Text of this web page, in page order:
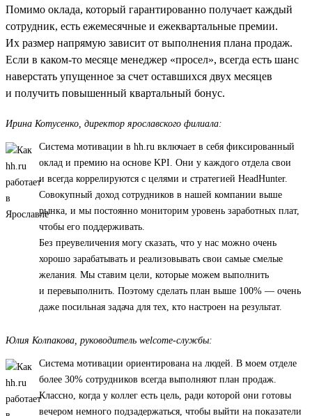
Помимо оклада, который гарантированно получает каждый
сотрудник, есть ежемесячные и ежеквартальные премии.
Их размер напрямую зависит от выполнения плана продаж.
Если в каком-то месяце менеджер «просел», всегда есть шанс
наверстать упущенное за счет оставшихся двух месяцев
и получить повышенный квартальный бонус.
Ирина Котусенко, директор ярославского филиала:
Система мотивации в hh.ru включает в себя фиксированный
оклад и премию на основе KPI. Они у каждого отдела свои
и всегда коррелируются с целями и стратегией HeadHunter.
Совокупный доход сотрудников в нашей компании выше
рынка, и мы постоянно мониторим уровень заработных плат,
чтобы его поддерживать.
Без преувеличения могу сказать, что у нас можно очень
хорошо зарабатывать и реализовывать свои самые смелые
желания. Мы ставим цели, которые можем выполнить
и перевыполнить. Поэтому сделать план выше 100% — очень
даже посильная задача для тех, кто настроен на результат.
Юлия Колпакова, руководитель welcome-службы:
Система мотивации ориентирована на людей. В моем отделе
более 30% сотрудников всегда выполняют план продаж.
Классно, когда у коллег есть цель, ради которой они готовы
вечером немного подзадержаться, чтобы выйти на показатели